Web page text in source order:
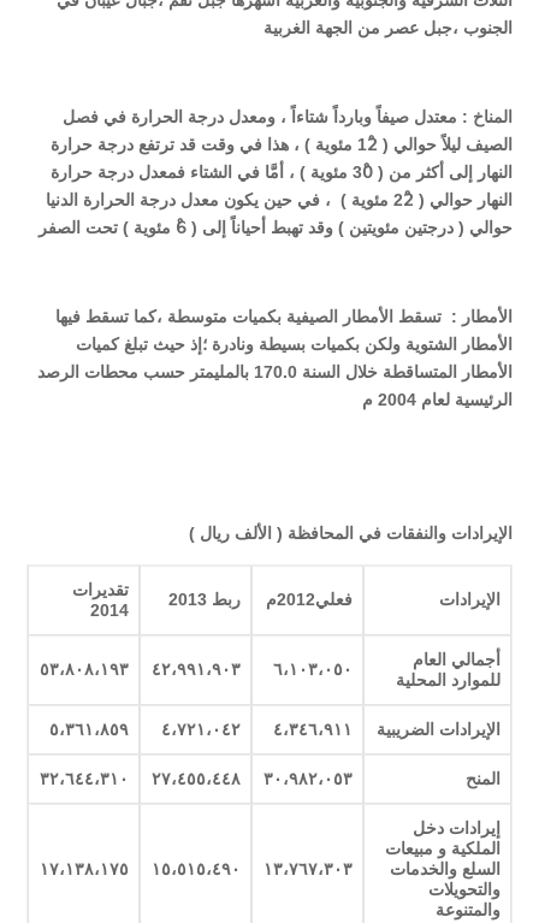
الجنوب ،جبل عصر من الجهة الغربية
المناخ : معتدل صيفاً وبارداً شتاءاً ، ومعدل درجة الحرارة في فصل
الصيف ليلاً حوالي ( 12ْ
مئوية ) ، هذا في وقت قد ترتفع درجة حرارة
النهار إلى أكثر من ( 30ْ مئوية ) ، أمَّا في الشتاء فمعدل درجة حرارة
النهار حوالي ( 22ْ مئوية
) ، في حين يكون معدل درجة الحرارة الدنيا
حوالي ( درجتين مئويتين ) وقد تهبط أحياناً إلى ( 6ْ مئوية ) تحت الصفر
الأمطار : تسقط الأمطار الصيفية بكميات متوسطة ،كما تسقط فيها
الأمطار الشتوية ولكن بكميات بسيطة ونادرة ؛إذ حيث تبلغ كميات
الأمطار المتساقطة خلال السنة 170.0 بالمليمتر حسب محطات الرصد
الرئيسية لعام 2004 م
الإيرادات والنفقات في المحافظة ( الألف ريال )
الإيرادات فعلي2012م ربط 2013
تقديرات
2014
أجمالي العام
للموارد المحلية
٦،١٠٣،٠٥٠ ٤٢،٩٩١،٩٠٣ ٥٣،٨٠٨،١٩٣
الإيرادات الضريبية ٤،٣٤٦،٩١١ ٤،٧٢١،٠٤٢ ٥،٣٦١،٨٥٩
المنح ٣٠،٩٨٢،٠٥٣ ٢٧،٤٥٥،٤٤٨ ٣٢،٦٤٤،٣١٠
إيرادات دخل
الملكية و مبيعات
السلع والخدمات
والتحويلات
والمتنوعة
١٣،٧٦٧،٣٠٣ ١٥،٥١٥،٤٩٠ ١٧،١٣٨،١٧٥